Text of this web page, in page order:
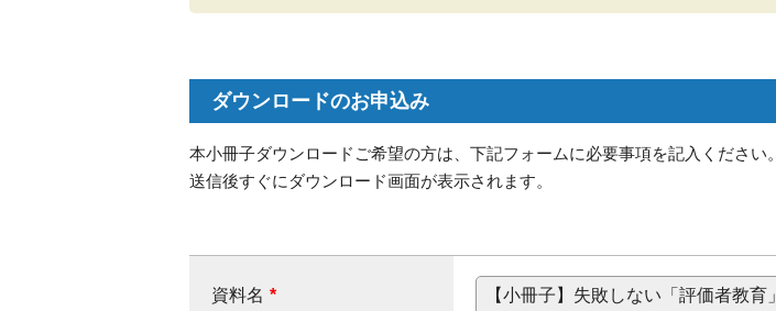
ダウンロードのお申込み
本小冊子ダウンロードご希望の方は、下記フォームに必要事項を記入ください。
送信後すぐにダウンロード画面が表示されます。
資料名 *